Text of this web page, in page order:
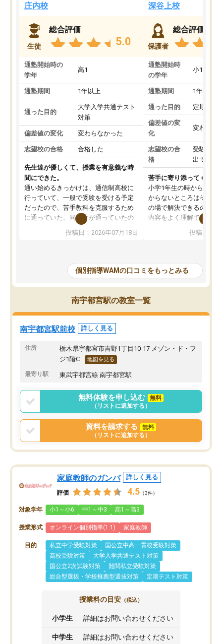
庄内校
生徒
総合評価
5.0
通塾開始時の
学年
高1
通塾期間 1年以上
通った目的
大学入学共通テスト
対策
偏差値の変化 変わらなかった
志望校の合格 合格した
先生達が優しくて、授業を有意義な時
間にできた。
通い始めるきっかけは、通信制高校に
行っていて、一般で受験を受ける予定
だったので、苦手教科を克服するため
に通っていた。同級生が通っていたの
もあり、定期的に通うことができた。
講師の皆さんは雑談もさせていただき
ばすことができた。学習の進路相談な
ども親身に聞いてくれたお陰で、志望
校も絞ることができ、結果的に指定校
推薦での受験とはなったが、WAMに通
っていなければ、大切な友人や大学の
教授と出会うことができなかっため、
非常に感謝している。
投稿日：2026年07月18日
深谷上校
保護者
総合評価
通塾開始時
の学年
小1
通塾期間 1年以上
通った目的 定期テス
偏差値の変
化
変わらな
志望校の合
格
受験して
出ていな
苦手に寄り添ってくれる
小学1年生の時から通っ
からないところはその都
の場で解決できるので、
内容をよく理解できてい
いので最初は少し不安も
普段の教材にそって進め
く、苦手な分野は別プリ
て重点的に指導してくれ
たいです。
学校帰りで疲れている日
子は1度も見せたことが
投稿日：
個別指導WAMの口コミをもっとみる
南宇都宮駅の教室一覧
南宇都宮駅前校 詳しく見る
住所
栃木県宇都宮市吉野1丁目10-17 メゾン・ド・フ
ジ1階C
地図を見る
最寄り駅 東武宇都宮線 南宇都宮駅
無料体験を申し込む
無料
（リストに追加する）
資料を請求する
無料
（リストに追加する）
家庭教師のガンバ 詳しく見る
評価 4.5 （3件）
対象学年 小1～小6 中1～中3 高1～高3
授業形式 オンライン個別指導(1:1) 家庭教師
目的 私立中学受験対策
国公立中高一貫校受験対策
高校受験対策
大学入学共通テスト対策
国公立2次試験対策
難関私立受験対策
総合型選抜・学校推薦型選抜対策
定期テスト対策
授業料の目安 （税込）
小学生 詳細はお問い合わせください
中学生 詳細はお問い合わせください